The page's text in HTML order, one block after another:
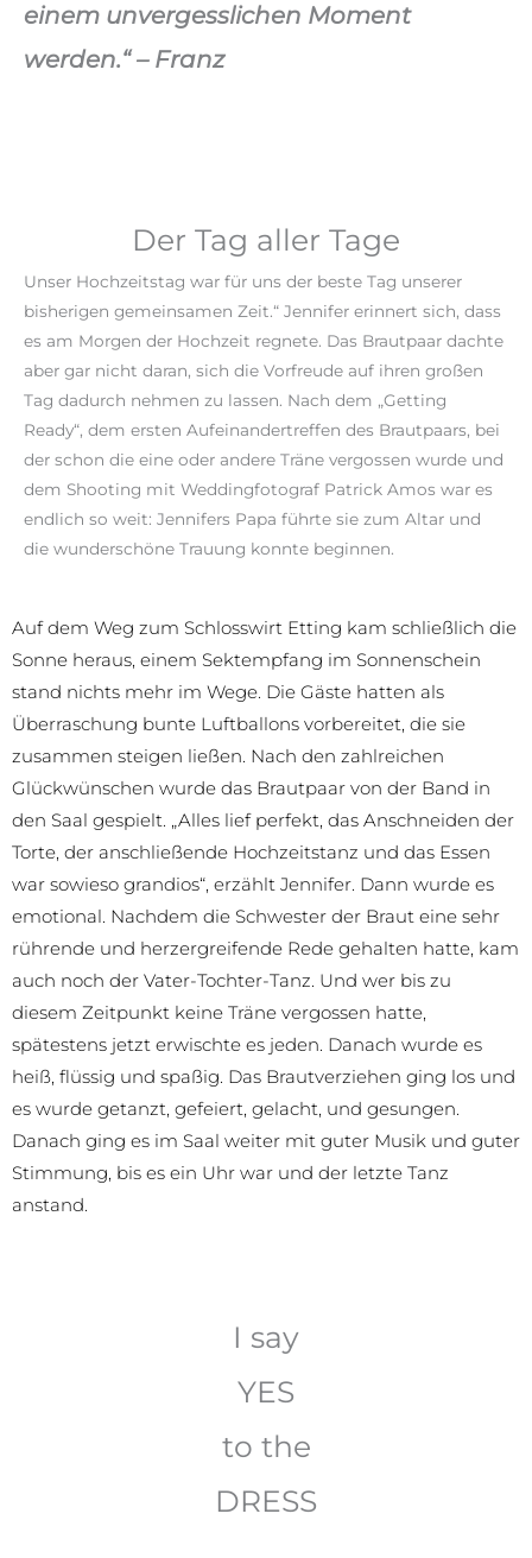
einem unvergesslichen Moment
werden.“ – Franz
Der Tag aller Tage
Unser Hochzeitstag war für uns der beste Tag unserer
bisherigen gemeinsamen Zeit.“ Jennifer erinnert sich, dass
es am Morgen der Hochzeit regnete. Das Brautpaar dachte
aber gar nicht daran, sich die Vorfreude auf ihren großen
Tag dadurch nehmen zu lassen. Nach dem „Getting
Ready“, dem ersten Aufeinandertreffen des Brautpaars, bei
der schon die eine oder andere Träne vergossen wurde und
dem Shooting mit Weddingfotograf Patrick Amos war es
endlich so weit: Jennifers Papa führte sie zum Altar und
die wunderschöne Trauung konnte beginnen.
Auf dem Weg zum Schlosswirt Etting kam schließlich die
Sonne heraus, einem Sektempfang im Sonnenschein
stand nichts mehr im Wege. Die Gäste hatten als
Überraschung bunte Luftballons vorbereitet, die sie
zusammen steigen ließen. Nach den zahlreichen
Glückwünschen wurde das Brautpaar von der Band in
den Saal gespielt. „Alles lief perfekt, das Anschneiden der
Torte, der anschließende Hochzeitstanz und das Essen
war sowieso grandios“, erzählt Jennifer. Dann wurde es
emotional. Nachdem die Schwester der Braut eine sehr
rührende und herzergreifende Rede gehalten hatte, kam
auch noch der Vater-Tochter-Tanz. Und wer bis zu
diesem Zeitpunkt keine Träne vergossen hatte,
spätestens jetzt erwischte es jeden. Danach wurde es
heiß, flüssig und spaßig. Das Brautverziehen ging los und
es wurde getanzt, gefeiert, gelacht, und gesungen.
Danach ging es im Saal weiter mit guter Musik und guter
Stimmung, bis es ein Uhr war und der letzte Tanz
anstand.
I say
YES
to the
DRESS